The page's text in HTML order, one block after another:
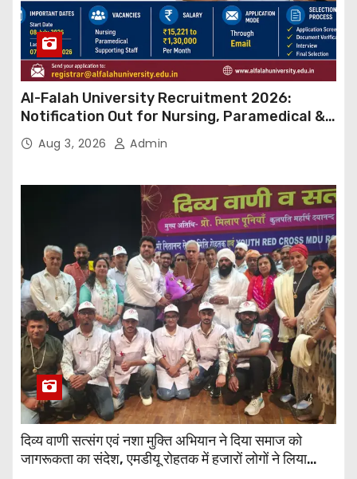
Al-Falah University Recruitment 2026:
Notification Out for Nursing, Paramedical &
Supporting Staff Posts, Apply Through Email
Aug 3, 2026 Admin
दिव्य वाणी सत्संग एवं नशा मुक्ति अभियान ने दिया समाज को
जागरूकता का संदेश, एमडीयू रोहतक में हजारों लोगों ने लिया